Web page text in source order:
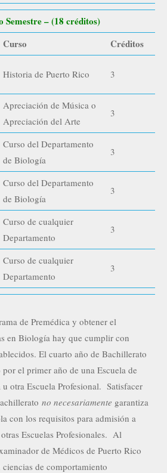
Semestre – (18 créditos)
Curso Créditos
Historia de Puerto Rico 3
Apreciación de Música o
Apreciación del Arte
3
Curso del Departamento
de Biología
3
Curso del Departamento
de Biología
3
Curso de cualquier
Departamento
3
Curso de cualquier
Departamento
3
de Premédica y obtener el
en Biología hay que cumplir con
El cuarto año de Bachillerato
el primer año de una Escuela de
otra Escuela Profesional. Satisfacer
no necesariamente garantiza
con los requisitos para admisión a
Escuelas Profesionales. Al
de Médicos de Puerto Rico
ciencias de comportamiento